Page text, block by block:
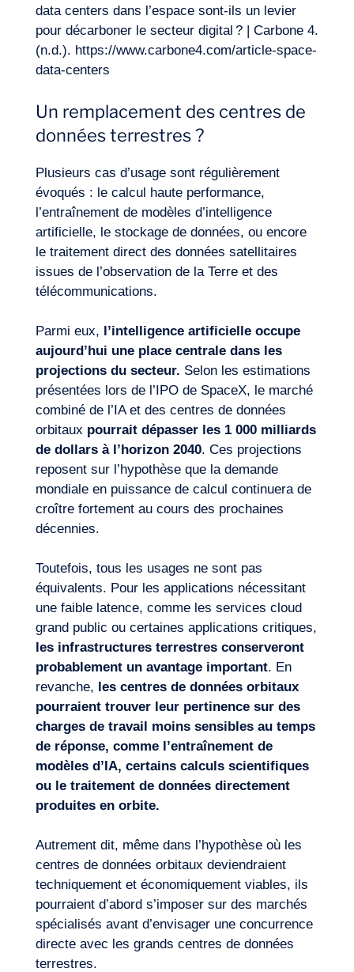
data centers dans l’espace sont-ils un levier
pour décarboner le secteur digital ? | Carbone 4.
(n.d.). https://www.carbone4.com/article-space-
data-centers
Un remplacement des centres de
données terrestres ?
Plusieurs cas d’usage sont régulièrement
évoqués : le calcul haute performance,
l’entraînement de modèles d’intelligence
artificielle, le stockage de données, ou encore
le traitement direct des données satellitaires
issues de l’observation de la Terre et des
télécommunications.
Parmi eux,
l’intelligence artificielle occupe
aujourd’hui une place centrale dans les
projections du secteur. Selon les estimations
présentées lors de l’IPO de SpaceX, le marché
combiné de l’IA et des centres de données
orbitaux pourrait dépasser les 1 000 milliards
de dollars à l’horizon 2040. Ces projections
reposent sur l’hypothèse que la demande
mondiale en puissance de calcul continuera de
croître fortement au cours des prochaines
décennies.
Toutefois, tous les usages ne sont pas
équivalents. Pour les applications nécessitant
une faible latence, comme les services cloud
grand public ou certaines applications critiques,
les infrastructures terrestres conserveront
probablement un avantage important. En
revanche, les centres de données orbitaux
pourraient trouver leur pertinence sur des
charges de travail moins sensibles au temps
de réponse, comme l’entraînement de
modèles d’IA, certains calculs scientifiques
ou le traitement de données directement
produites en orbite.
Autrement dit, même dans l’hypothèse où les
centres de données orbitaux deviendraient
techniquement et économiquement viables, ils
pourraient d’abord s’imposer sur des marchés
spécialisés avant d’envisager une concurrence
directe avec les grands centres de données
terrestres.